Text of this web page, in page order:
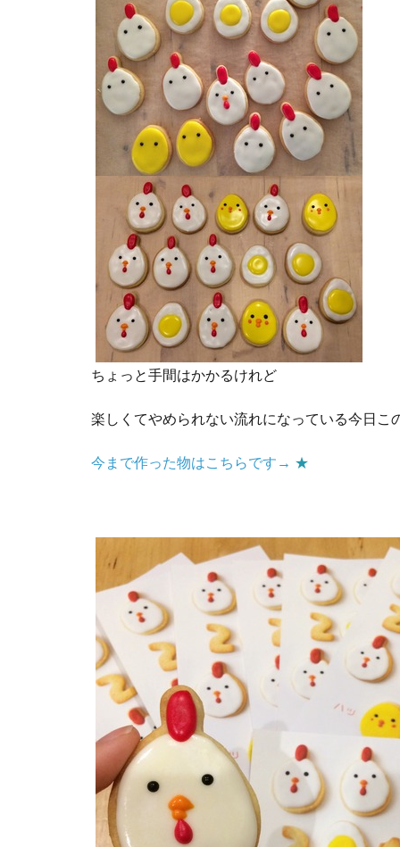
ちょっと手間はかかるけれど
楽しくてやめられない流れになっている今日こ
今まで作った物はこちらです→ ★